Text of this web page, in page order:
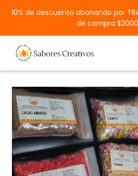
10% de descuento abonando por
de compra